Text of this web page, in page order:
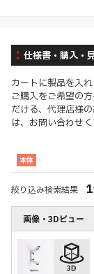
仕様書・購入・
カートに製品を入
ご購入をご希望の
だける、代理店様
は、お問い合わせく
本体
絞り込み検索結果 1
画像・3Dビュー